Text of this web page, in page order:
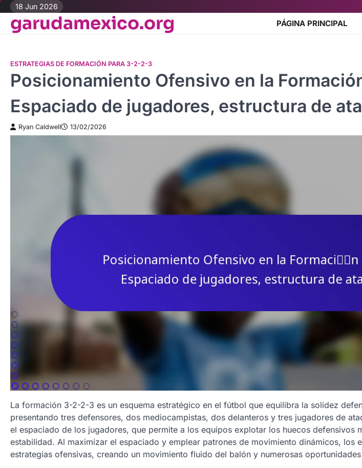
Skip
content
18 Jun 2026
garudamexico.org PÁGINA PRINCIPAL
ESTRATEGIAS DE FORMACIÓN PARA 3-2-2-3
Posicionamiento Ofensivo en la
Espaciado de jugadores, estructura de
Ryan Caldwell 13/02/2026
La formación 3-2-2-3 es un esquema estratégico en el fútbol que equilibra la solidez
presentando tres defensores, dos mediocampistas, dos delanteros y tres jugadores de
el espaciado de los jugadores, que permite a los equipos explotar los huecos defensivos
estabilidad. Al maximizar el espaciado y emplear patrones de movimiento dinámicos, los
estrategias ofensivas, creando un movimiento fluido del balón y numerosas